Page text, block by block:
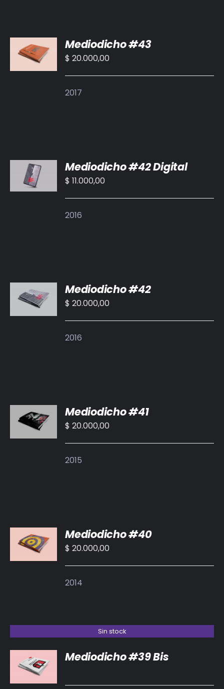
AL
CARRITO
/
Mediodicho #43
$ 20.000,00
2017
AL
CARRITO
/
Mediodicho #42 Digital
$ 11.000,00
2016
AL
CARRITO
/
Mediodicho #42
$ 20.000,00
2016
AL
CARRITO
/
Mediodicho #41
$ 20.000,00
2015
AL
CARRITO
/
Mediodicho #40
$ 20.000,00
2014
Sin stock
DETALLES
Mediodicho #39 Bis